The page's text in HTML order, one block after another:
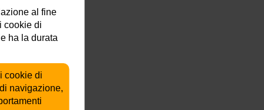
al fine
cookie di
ha la durata
cookie di
navigazione,